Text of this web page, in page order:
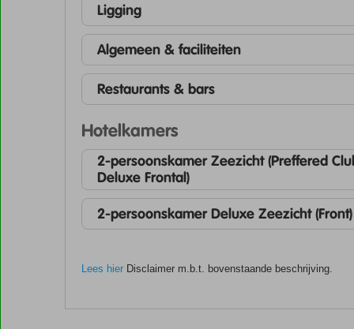
Ligging
Algemeen & faciliteiten
Restaurants & bars
Hotelkamers
2-persoonskamer Zeezicht (Preffered
Deluxe Frontal)
2-persoonskamer Deluxe Zeezicht (Front)
Lees hier Disclaimer m.b.t. bovenstaande beschrijving.